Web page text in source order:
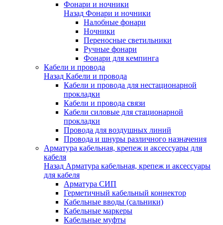
Фонари и ночники
Назад Фонари и ночники
Налобные фонари
Ночники
Переносные светильники
Ручные фонари
Фонари для кемпинга
Кабели и провода
Назад Кабели и провода
Кабели и провода для нестационарной
прокладки
Кабели и провода связи
Кабели силовые для стационарной
прокладки
Провода для воздушных линий
Провода и шнуры различного назначения
Арматура кабельная, крепеж и аксессуары для
кабеля
Назад Арматура кабельная, крепеж и аксессуары
для кабеля
Арматура СИП
Герметичный кабельный коннектор
Кабельные вводы (сальники)
Кабельные маркеры
Кабельные муфты